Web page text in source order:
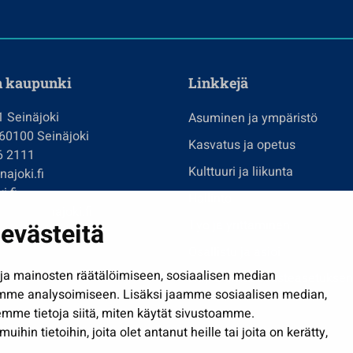
mainosten räätälöimiseen, sosiaalisen median
analysoimiseen. Lisäksi jaamme sosiaalisen median,
tietoja siitä, miten käytät sivustoamme.
tietoihin, joita olet antanut heille tai joita on kerätty,
kaupunki
Seinäjoki
Seinäjoki
2111
Linkkejä
Asuminen ja ympäristö
Kasvatus ja opetus
Kulttuuri ja liikunta
Näytä omat